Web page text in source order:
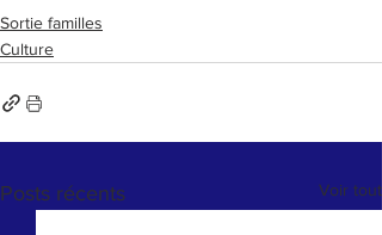
Sortie familles
Culture
Posts récents Voir tout